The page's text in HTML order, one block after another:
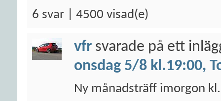
6 svar | 4500 visad(e)
vfr svarade på ett
onsdag 5/8 kl.19:00,
Ny månadsträff imorgon